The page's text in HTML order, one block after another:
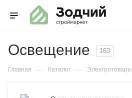
Освещение 163
Главная — Каталог — Электротовары